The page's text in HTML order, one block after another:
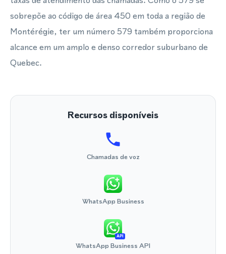
sobrepõe ao código de área 450 em toda a região de
Montérégie, ter um número 579 também proporciona
alcance em um amplo e denso corredor suburbano de
Quebec.
Recursos disponíveis
Chamadas de voz
WhatsApp Business
API
WhatsApp Business API